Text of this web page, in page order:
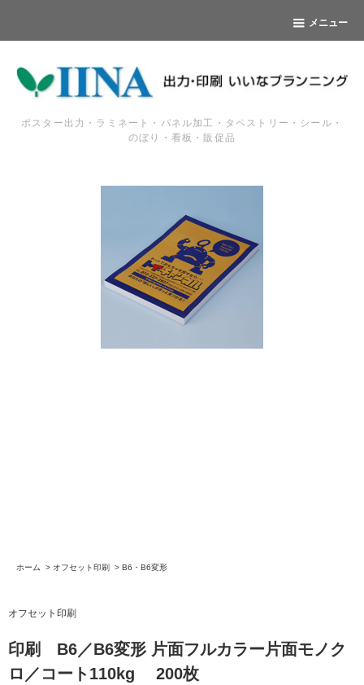
メニュー
ポスター出力・ラミネート・パネル加工・タペストリー・シール・
のぼり・看板・販促品
ホーム > オフセット印刷 > B6・B6変形
オフセット印刷
印刷 B6／B6変形 片面フルカラー片面モノク
ロ／コート110kg 200枚